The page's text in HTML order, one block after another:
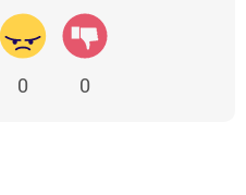
0 0